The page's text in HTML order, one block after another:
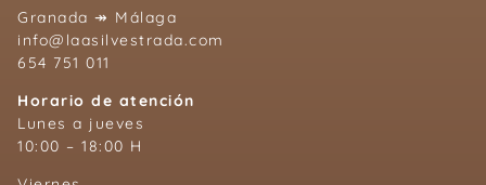
Granada ↠ Málaga
info@laasilvestrada.com
654 751 011
Horario de atención
Lunes a jueves
10:00 – 18:00 H